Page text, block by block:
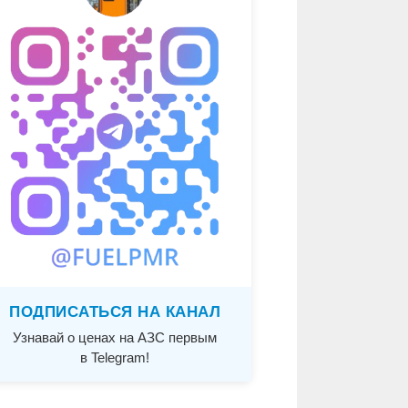
ПОДПИСАТЬСЯ НА КАНАЛ
Узнавай о ценах на АЗС первым
в Telegram!